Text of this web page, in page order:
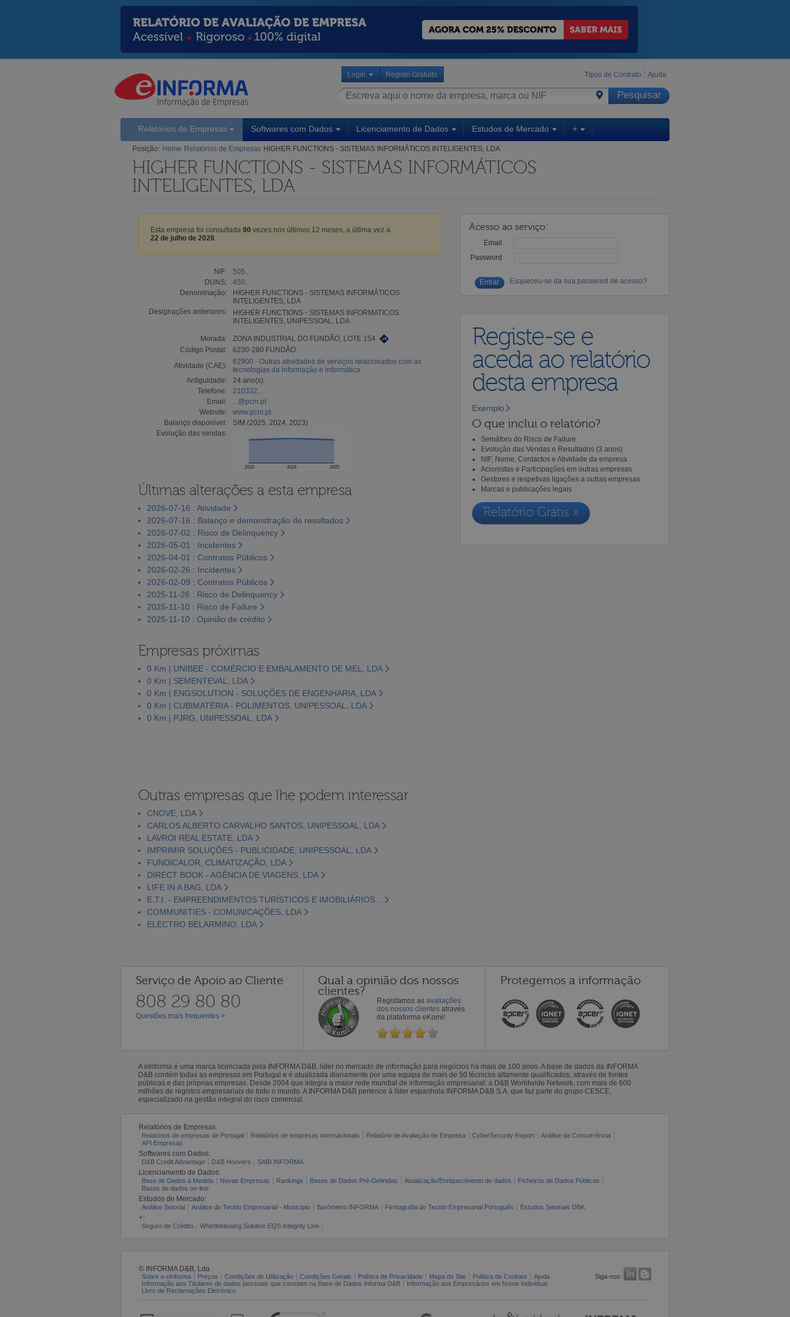
Login Registo Gratuito Tipos de Contrato Ajuda
Relatórios de Empresas Softwares com Dados Licenciamento de Dados Estudos de Mercado +
Posição: Home Relatórios de Empresas HIGHER FUNCTIONS - SISTEMAS INFORMÁTICOS INTELIGENTES, LDA
HIGHER FUNCTIONS - SISTEMAS INFORMÁTICOS
INTELIGENTES, LDA
Esta empresa foi consultada 90 vezes nos últimos 12 meses, a última vez a
22 de julho de 2026
NIF:
505...
DUNS:
450...
Denominação:
HIGHER FUNCTIONS - SISTEMAS INFORMÁTICOS
INTELIGENTES, LDA
Designações anteriores:
HIGHER FUNCTIONS - SISTEMAS INFORMATICOS
INTELIGENTES, UNIPESSOAL, LDA
Morada:
ZONA INDUSTRIAL DO FUNDÃO, LOTE 154
Código Postal:
6230-280 FUNDÃO
Atividade (CAE):
62900 - Outras atividades de serviços relacionados com as
tecnologias da informação e informática
Antiguidade:
24 ano(s)
Telefone:
210332...
Email:
...@pcm.pt
Website:
www.pcm.pt
Balanço disponível:
SIM (2025, 2024, 2023)
Evolução das vendas:
2023 2024 2025
Últimas alterações a esta empresa
2026-07-16 : Atividade
2026-07-16 : Balanço e demonstração de resultados
2026-07-02 : Risco de Delinquency
2026-05-01 : Incidentes
2026-04-01 : Contratos Públicos
2026-02-26 : Incidentes
2026-02-09 : Contratos Públicos
2025-11-26 : Risco de Delinquency
2025-11-10 : Risco de Failure
2025-11-10 : Opinião de crédito
Empresas próximas
0 Km | UNIBEE - COMÉRCIO E EMBALAMENTO DE MEL, LDA
0 Km | SEMENTEVAL, LDA
0 Km | ENGSOLUTION - SOLUÇÕES DE ENGENHARIA, LDA
0 Km | CUBIMATÉRIA - POLIMENTOS, UNIPESSOAL, LDA
0 Km | PJRG, UNIPESSOAL, LDA
Acesso ao serviço:
Email
Password
Esqueceu-se da sua password de acesso?
Registe-se e
aceda ao relatório
desta empresa
Exemplo
O que inclui o relatório?
Semáforo do Risco de Failure
Evolução das Vendas e Resultados (3 anos)
NIF, Nome, Contactos e Atividade da empresa
Acionistas e Participações em outras empresas
Gestores e respetivas ligações a outras empresas
Marcas e publicações legais
Relatório Grátis »
Outras empresas que lhe podem interessar
CNOVE, LDA
CARLOS ALBERTO CARVALHO SANTOS, UNIPESSOAL, LDA
LAVROI REAL ESTATE, LDA
IMPRIMIR SOLUÇÕES - PUBLICIDADE, UNIPESSOAL, LDA
FUNDICALOR, CLIMATIZAÇÃO, LDA
DIRECT BOOK - AGÊNCIA DE VIAGENS, LDA
LIFE IN A BAG, LDA
E.T.I. - EMPREENDIMENTOS TURÍSTICOS E IMOBILIÁRIOS...
COMMUNITIES - COMUNICAÇÕES, LDA
ELECTRO BELARMINO, LDA
Serviço de Apoio ao Cliente
808 29 80 80
Questões mais frequentes >
Qual a opinião dos nossos
clientes?
Registamos as avaliações
dos nossos clientes através
da plataforma eKomi!
Protegemos a informação
A eInforma é uma marca licenciada pela INFORMA D&B, líder no mercado de informação para negócios há mais de 100 anos. A base de dados da INFORMA
D&B contém todas as empresas em Portugal e é atualizada diariamente por uma equipa de mais de 50 técnicos altamente qualificados, através de fontes
públicas e das próprias empresas. Desde 2004 que integra a maior rede mundial de informação empresarial: a D&B Worldwide Network, com mais de 600
milhões de registos empresariais de todo o mundo. A INFORMA D&B pertence à líder espanhola INFORMA D&B S.A. que faz parte do grupo CESCE,
especializado na gestão integral do risco comercial.
Relatórios de Empresas:
Relatórios de empresas de Portugal Relatórios de empresas internacionais Relatório de Avaliação de Empresa CyberSecurity Report
Análise da Concorrência
API Empresas
Softwares com Dados:
D&B Credit Advantage D&B Hoovers SABI INFORMA
Licenciamento de Dados:
Base de Dados à Medida Novas Empresas Rankings Bases de Dados Pré-Definidas Atualização/Enriquecimento de dados
Ficheiros de Dados Públicos
Bases de dados on-line
Estudos de Mercado:
Análise Setorial Análise do Tecido Empresarial - Município Barómetro INFORMA Firmografia do Tecido Empresarial Português Estudos Setoriais DBK
+:
Seguro de Crédito Whistleblowing Solution EQS Integrity Line
© INFORMA D&B, Lda
Sobre a eInforma Preços Condições de Utilização Condições Gerais Política de Privacidade Mapa do Site Política de Cookies Ajuda
Siga-nos:
Informação aos Titulares de dados pessoais que constam na Base de Dados Informa D&B
Informação aos Empresários em Nome Individual
Livro de Reclamações Eletrónico